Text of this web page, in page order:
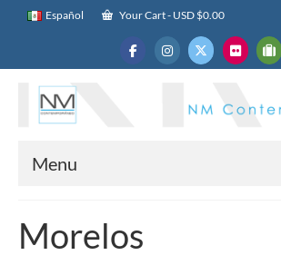
Español Your Cart- USD $0.00
Menu
Morelos